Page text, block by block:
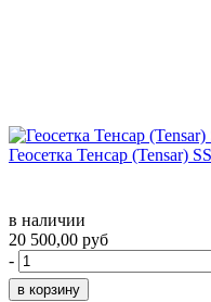
Геосетка Тенсар (Tensar)
в наличии
20 500,00 руб
-